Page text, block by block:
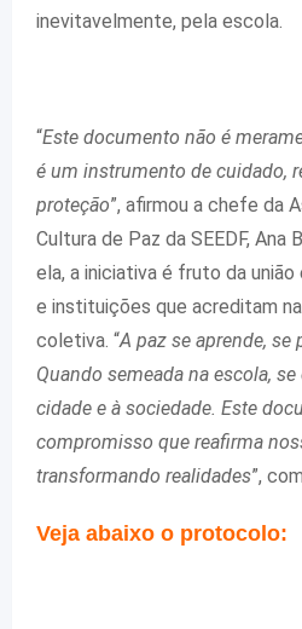
inevitavelmente, pela escola.
“Este documento não é
é um instrumento de cuidado,
proteção”, afirmou a chefe da
Cultura de Paz da SEEDF, Ana
ela, a iniciativa é fruto da
e instituições que acreditam
coletiva. “A paz se aprende, se
Quando semeada na escola,
cidade e à sociedade. Este
compromisso que reafirma
transformando realidades”,
Veja abaixo o protocolo: